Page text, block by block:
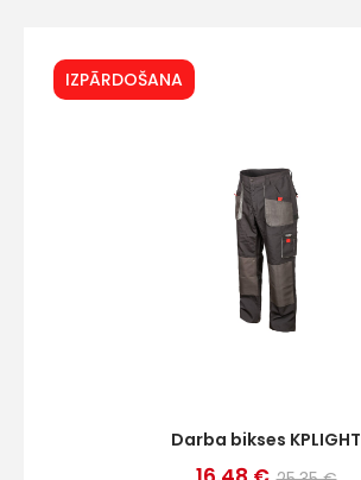
IZPĀRDOŠANA
Darba bikses KPLIGHT